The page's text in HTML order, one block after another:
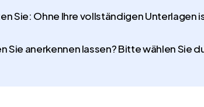
Sie: Ohne Ihre vollständigen Unterlagen
Sie anerkennen lassen? Bitte wählen Sie